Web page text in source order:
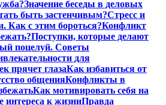
Значение беседы в деловых
быть застенчивым?Стресс и
Как с этим бороться?Конфликт
Поступки, которые делают
поцелуй. Советы
для
прячет глазаКак избавиться от
общенияКонфликты в
Как мотивировать себя на
интереса к жизниПравда